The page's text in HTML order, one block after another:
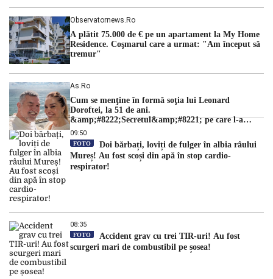
Observatornews.ro
A plătit 75.000 de € pe un apartament la My Home
Residence. Coşmarul care a urmat: "Am început să
tremur"
As.ro
Cum se menţine în formă soţia lui Leonard
Doroftei, la 51 de ani.
&amp;#8222;Secretul&amp;#8221; pe care l-a
dezvăluit
09:50
FOTO
Doi bărbați, loviți de fulger în albia râului
Mureș! Au fost scoși din apă în stop cardio-
respirator!
08:35
FOTO
Accident grav cu trei TIR-uri! Au fost
scurgeri mari de combustibil pe șosea!